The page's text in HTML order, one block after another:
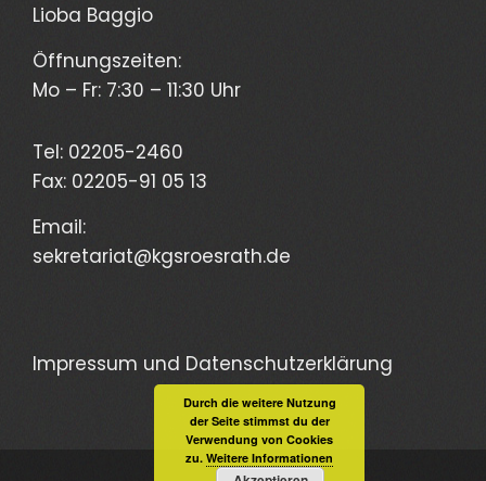
Lioba Baggio
Öffnungszeiten:
Mo – Fr: 7:30 – 11:30 Uhr
Tel: 02205-2460
Fax: 02205-91 05 13
Email:
sekretariat@kgsroesrath.de
Impressum und Datenschutzerklärung
Durch die weitere Nutzung
der Seite stimmst du der
Verwendung von Cookies
zu. Weitere Informationen